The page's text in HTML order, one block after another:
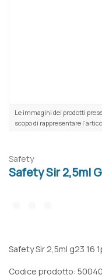
Le immagini dei prodotti
scopo di rappresentare
Safety
Safety Sir 2,5ml
Safety Sir 2,5ml g23 16
Codice prodotto: